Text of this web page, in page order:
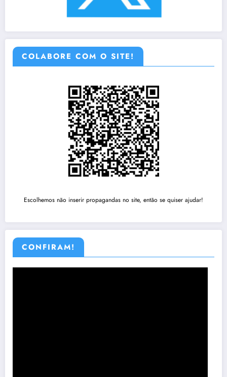
COLABORE COM O SITE!
Escolhemos não inserir propagandas no site, então se quiser ajudar!
CONFIRAM!